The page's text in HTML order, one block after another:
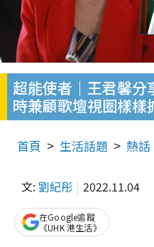
超能使者｜王君馨分
時兼顧歌壇視圈樣
首頁 生活話題 熱話
文: 劉紀彤 2022.11.04
在Google追蹤
《UHK 港生活》